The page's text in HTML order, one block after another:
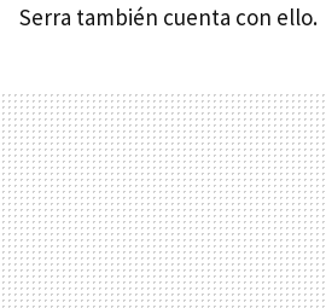
Serra también cuenta con ello.